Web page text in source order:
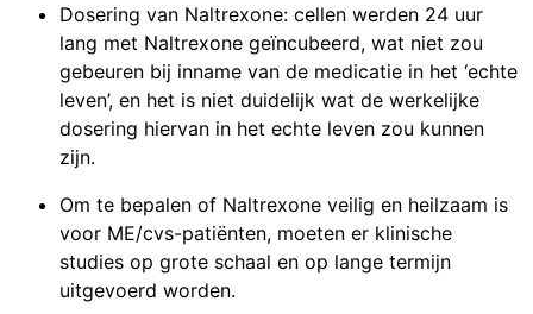
Dosering van Naltrexone: cellen werden 24 uur
lang met Naltrexone geïncubeerd, wat niet zou
gebeuren bij inname van de medicatie in het ‘echte
leven’, en het is niet duidelijk wat de werkelijke
dosering hiervan in het echte leven zou kunnen
zijn.
Om te bepalen of Naltrexone veilig en heilzaam is
voor ME/cvs-patiënten, moeten er klinische
studies op grote schaal en op lange termijn
uitgevoerd worden.